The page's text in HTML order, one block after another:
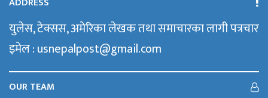
युलेस, टेक्सस, अमेरिका लेखक तथा समाचारका लागी पत्रचार
इमेल : usnepalpost@gmail.com
OUR TEAM